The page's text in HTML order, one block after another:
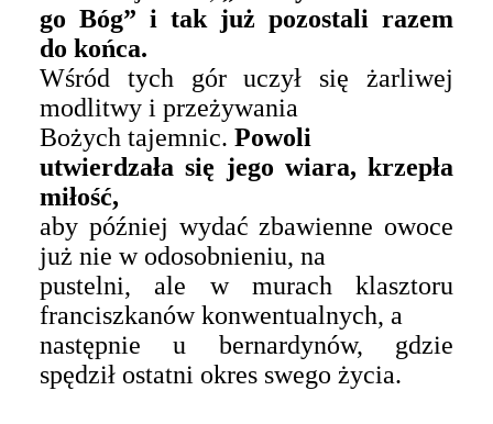
go Bóg” i tak już pozostali razem
do końca.
Wśród tych gór uczył się żarliwej
modlitwy i przeżywania
Bożych tajemnic. Powoli
utwierdzała się jego wiara, krzepła
miłość,
aby później wydać zbawienne owoce
już nie w odosobnieniu, na
pustelni, ale w murach klasztoru
franciszkanów konwentualnych, a
następnie u bernardynów, gdzie
spędził ostatni okres swego życia.